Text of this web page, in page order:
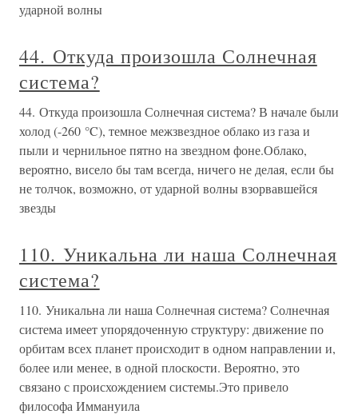
ударной волны
44. Откуда произошла Солнечная
система?
44. Откуда произошла Солнечная система? В начале были
холод (-260 °C), темное межзвездное облако из газа и
пыли и чернильное пятно на звездном фоне.Облако,
вероятно, висело бы там всегда, ничего не делая, если бы
не толчок, возможно, от ударной волны взорвавшейся
звезды
110. Уникальна ли наша Солнечная
система?
110. Уникальна ли наша Солнечная система? Солнечная
система имеет упорядоченную структуру: движение по
орбитам всех планет происходит в одном направлении и,
более или менее, в одной плоскости. Вероятно, это
связано с происхождением системы.Это привело
философа Иммануила